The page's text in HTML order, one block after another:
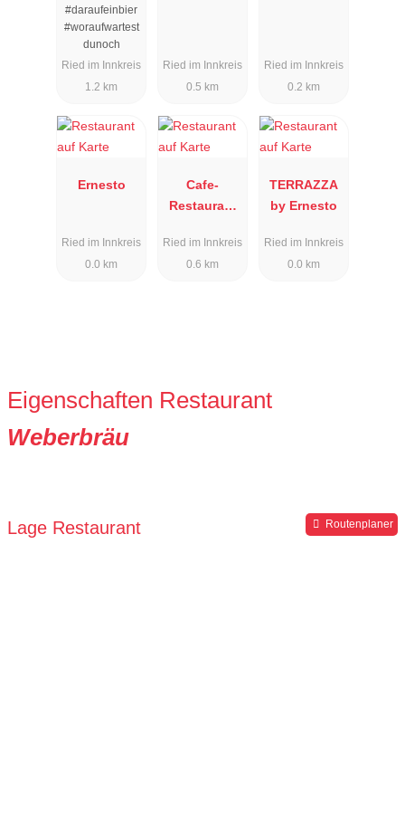
#daraufeinbier
#woraufwartest
dunoch
Ried im Innkreis
1.2 km
Ried im Innkreis
0.5 km
Ried im Innkreis
0.2 km
Ernesto
Ried im Innkreis
0.0 km
Cafe-
Restaurant
Ried im Innkreis
0.6 km
TERRAZZA
by Ernesto
Ried im Innkreis
0.0 km
Eigenschaften Restaurant
Weberbräu
Lage Restaurant Routenplaner